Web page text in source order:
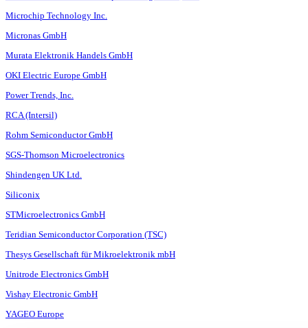
Microchip Technology Inc.
Micronas GmbH
Murata Elektronik Handels GmbH
OKI Electric Europe GmbH
Power Trends, Inc.
RCA (Intersil)
Rohm Semiconductor GmbH
SGS-Thomson Microelectronics
Shindengen UK Ltd.
Siliconix
STMicroelectronics GmbH
Teridian Semiconductor Corporation (TSC)
Thesys Gesellschaft für Mikroelektronik mbH
Unitrode Electronics GmbH
Vishay Electronic GmbH
YAGEO Europe